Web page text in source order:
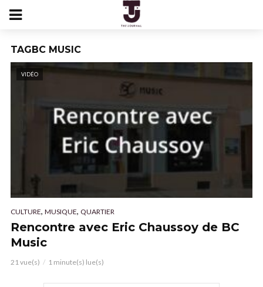
TAGBC MUSIC
VIDÉO
CULTURE, MUSIQUE, QUARTIER
Rencontre avec Eric Chaussoy de BC
Music
21 vue(s) 1 minute(s) lue(s)